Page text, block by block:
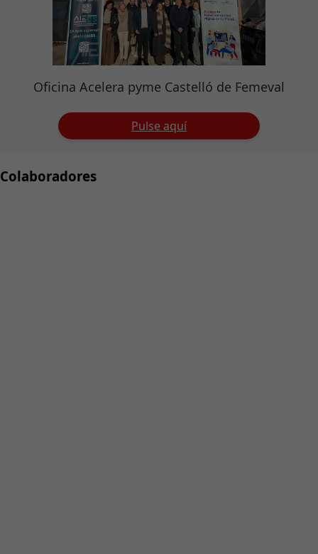
Oficina Acelera pyme Castelló de Femeval
Pulse aquí
Colaboradores